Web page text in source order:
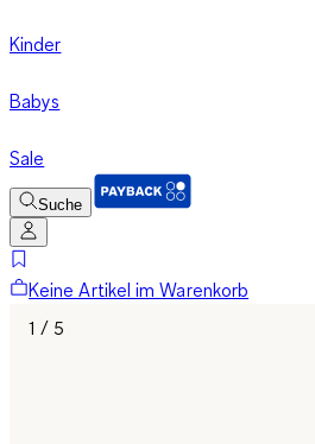
Kinder
Babys
Sale
Suche
Keine Artikel im Warenkorb
1 / 5